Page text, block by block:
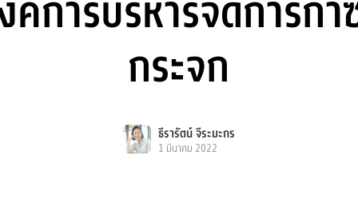
ค์การบริหารจัดการก๊า
กระจก
ธีรารัตน์ จีระมะกร
1 มีนาคม 2022